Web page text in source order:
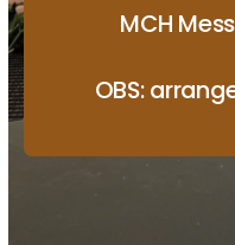
MCH
OBS: